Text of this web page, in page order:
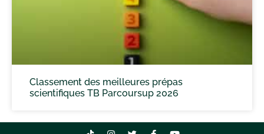
Classement des meilleures prépas
scientifiques TB Parcoursup 2026